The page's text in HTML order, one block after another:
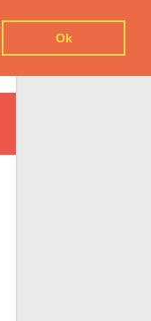
Ok